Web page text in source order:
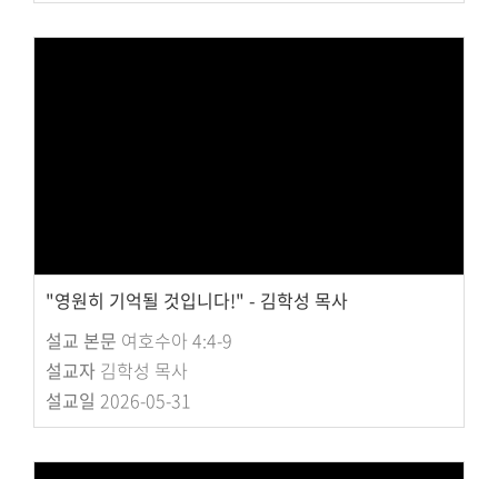
"영원히 기억될 것입니다!" - 김학성 목사
설교 본문 여호수아 4:4-9
설교자 김학성 목사
설교일 2026-05-31